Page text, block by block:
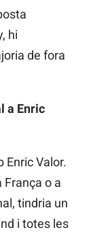
hi
de fora
a Enric
Enric Valor.
França o a
tindria un
i totes les